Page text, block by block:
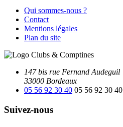
Qui sommes-nous ?
Contact
Mentions légales
Plan du site
147 bis rue Fernand Audeguil
33000 Bordeaux
05 56 92 30 40 05 56 92 30 40
Suivez-nous